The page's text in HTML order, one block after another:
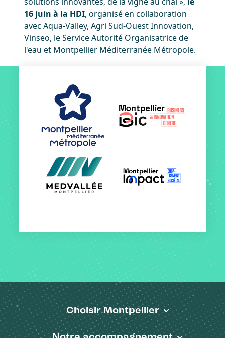
16 juin à la HDI, organisé en collaboration
avec Aqua-Valley, Agri Sud-Ouest Innovation,
Vinseo, le Service Autorité Organisatrice de
l'eau et Montpellier Méditerranée Métropole.
Pied de page
Choisir Montpellier